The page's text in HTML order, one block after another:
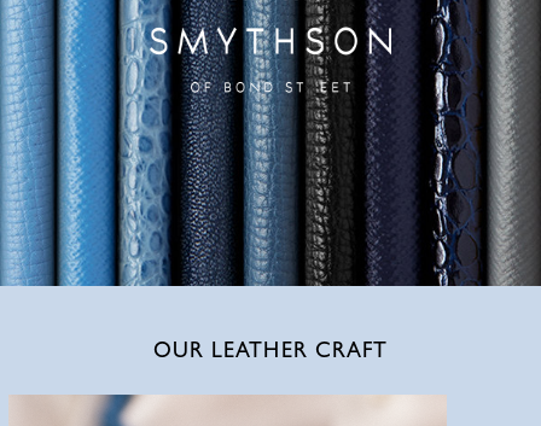
OUR LEATHER CRAFT